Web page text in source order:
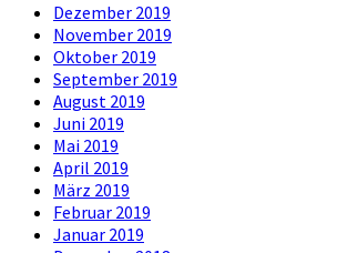
Dezember 2019
November 2019
Oktober 2019
September 2019
August 2019
Juni 2019
Mai 2019
April 2019
März 2019
Februar 2019
Januar 2019